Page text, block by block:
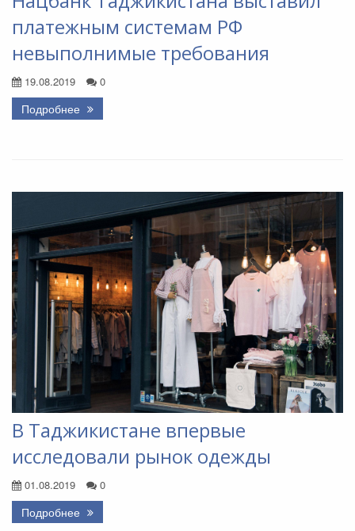
платежным системам РФ
невыполнимые требования
19.08.2019 0
Подробнее
В Таджикистане впервые
исследовали рынок одежды
01.08.2019 0
Подробнее